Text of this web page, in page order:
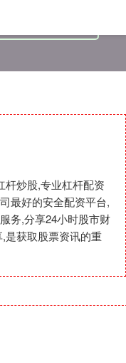
杆炒股,专业杠杆配资
最好的安全配资平台,
务,分享24小时股市财
是获取股票资讯的重